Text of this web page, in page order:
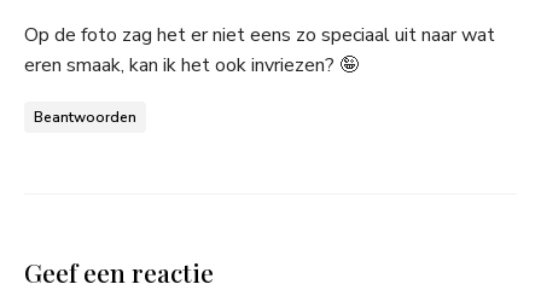
Op de foto zag het er niet eens zo speciaal uit naar wat
eren smaak, kan ik het ook invriezen? 🤪
Beantwoorden
Geef een reactie